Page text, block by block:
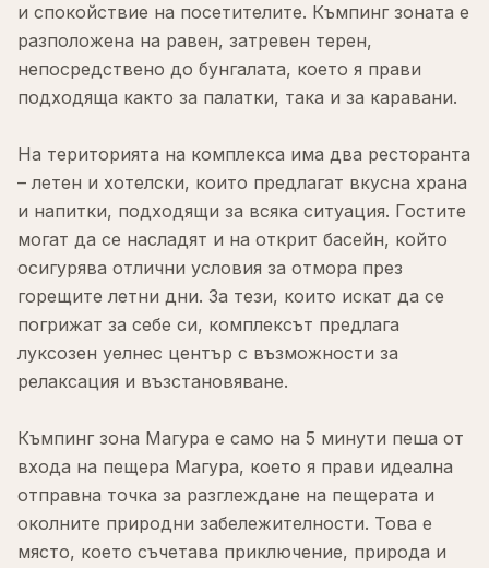
и спокойствие на посетителите. Къмпинг зоната е
разположена на равен, затревен терен,
непосредствено до бунгалата, което я прави
подходяща както за палатки, така и за каравани.
На територията на комплекса има два ресторанта
– летен и хотелски, които предлагат вкусна храна
и напитки, подходящи за всяка ситуация. Гостите
могат да се насладят и на открит басейн, който
осигурява отлични условия за отмора през
горещите летни дни. За тези, които искат да се
погрижат за себе си, комплексът предлага
луксозен уелнес център с възможности за
релаксация и възстановяване.
Къмпинг зона Магура е само на 5 минути пеша от
входа на пещера Магура, което я прави идеална
отправна точка за разглеждане на пещерата и
околните природни забележителности. Това е
място, което съчетава приключение, природа и